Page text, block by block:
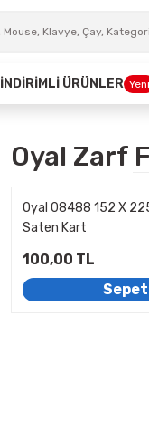
İNDİRİMLİ ÜRÜNLER Yeni
Oyal Zarf
Oyal 08488 152 X
Saten Kart
100,00 TL